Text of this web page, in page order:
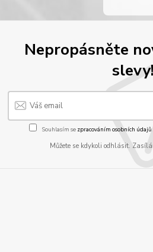
Nepropásněte
slevy!
Souhlasím se zpracováním osobních údajů
Můžete se kdykoli odhlásit.